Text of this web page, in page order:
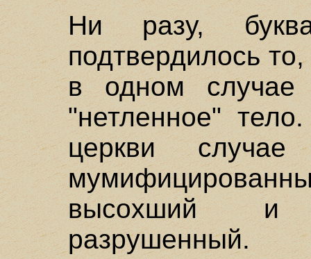
Ни разу,
подтвердилось
в одном
"нетленное"
церкви случае
высохший и